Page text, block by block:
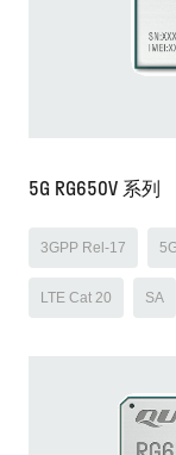
5G RG650V 系列
3GPP Rel-17
LTE Cat 20 SA